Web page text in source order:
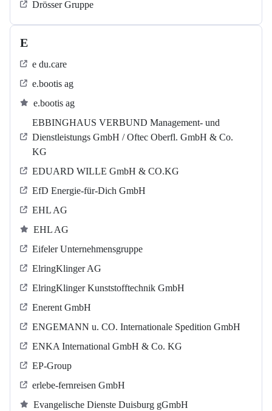
Drösser Gruppe
E
e du.care
e.bootis ag
e.bootis ag
EBBINGHAUS VERBUND Management- und
Dienstleistungs GmbH / Oftec Oberfl. GmbH & Co.
KG
EDUARD WILLE GmbH & CO.KG
EfD Energie-für-Dich GmbH
EHL AG
EHL AG
Eifeler Unternehmensgruppe
ElringKlinger AG
ElringKlinger Kunststofftechnik GmbH
Enerent GmbH
ENGEMANN u. CO. Internationale Spedition GmbH
ENKA International GmbH & Co. KG
EP-Group
erlebe-fernreisen GmbH
Evangelische Dienste Duisburg gGmbH